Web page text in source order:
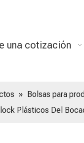
una cotización
» Bolsas para
Plásticos Del